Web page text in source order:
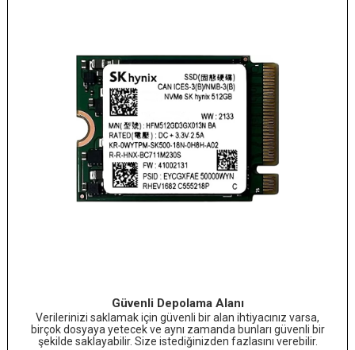
Güvenli Depolama Alanı
Verilerinizi saklamak için güvenli bir alan ihtiyacınız varsa,
birçok dosyaya yetecek ve aynı zamanda bunları güvenli bir
şekilde saklayabilir. Size istediğinizden fazlasını verebilir.